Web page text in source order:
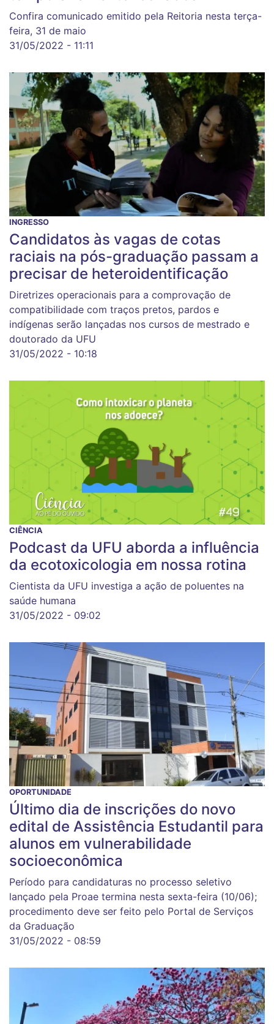
Confira comunicado emitido pela Reitoria nesta terça-
feira, 31 de maio
31/05/2022 - 11:11
INGRESSO
Candidatos às vagas de cotas
raciais na pós-graduação passam a
precisar de heteroidentificação
Diretrizes operacionais para a comprovação de
compatibilidade com traços pretos, pardos e
indígenas serão lançadas nos cursos de mestrado e
doutorado da UFU
31/05/2022 - 10:18
CIÊNCIA
Podcast da UFU aborda a influência
da ecotoxicologia em nossa rotina
Cientista da UFU investiga a ação de poluentes na
saúde humana
31/05/2022 - 09:02
OPORTUNIDADE
Último dia de inscrições do novo
edital de Assistência Estudantil para
alunos em vulnerabilidade
socioeconômica
Período para candidaturas no processo seletivo
lançado pela Proae termina nesta sexta-feira (10/06);
procedimento deve ser feito pelo Portal de Serviços
da Graduação
31/05/2022 - 08:59